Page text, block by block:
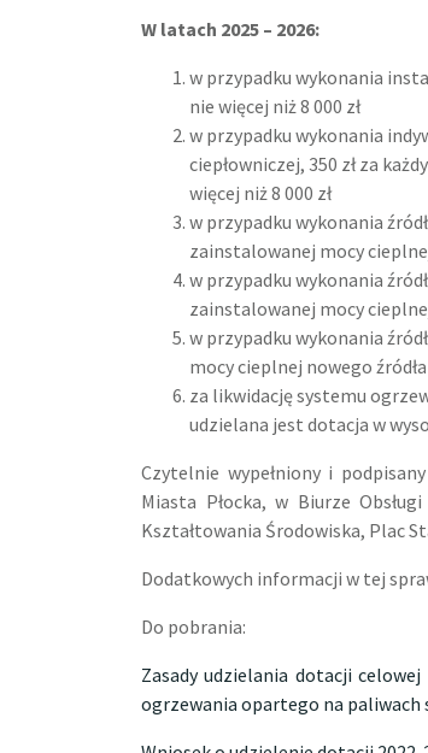
W latach 2025 – 2026:
w przypadku wykonania
nie więcej niż 8 000 zł
w przypadku wykonania
ciepłowniczej, 350 zł za
więcej niż 8 000 zł
w przypadku wykonania
zainstalowanej mocy
w przypadku wykonania
zainstalowanej mocy
w przypadku wykonania
mocy cieplnej nowego
za likwidację systemu
udzielana jest dotacja w
Czytelnie wypełniony i
Miasta Płocka, w Biurze
Kształtowania Środowiska, Plac
Dodatkowych informacji w tej
Do pobrania:
Zasady udzielania dotacji
ogrzewania opartego na paliwach